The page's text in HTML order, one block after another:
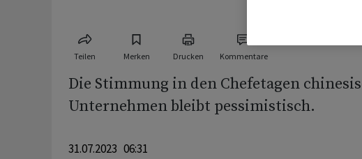
Teilen Merken Drucken Kommentare
Die Stimmung in den Chefetagen
Unternehmen bleibt pessimistisch.
31.07.2023 06:31